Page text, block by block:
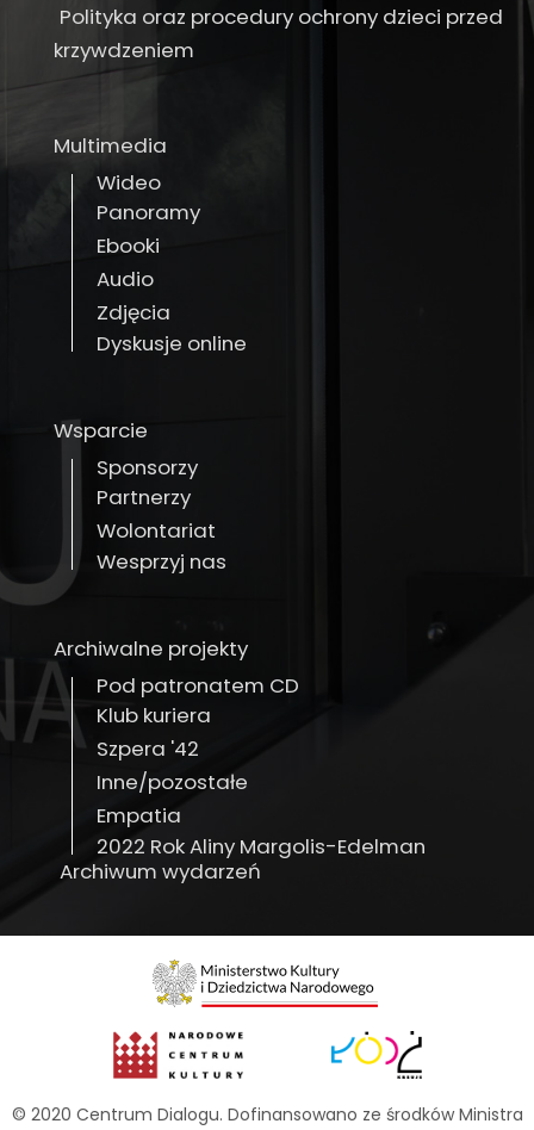
Polityka oraz procedury ochrony dzieci przed
krzywdzeniem
Multimedia
Wideo
Panoramy
Ebooki
Audio
Zdjęcia
Dyskusje online
Wsparcie
Sponsorzy
Partnerzy
Wolontariat
Wesprzyj nas
Archiwalne projekty
Pod patronatem CD
Klub kuriera
Szpera '42
Inne/pozostałe
Empatia
2022 Rok Aliny Margolis-Edelman
Archiwum wydarzeń
© 2020 Centrum Dialogu. Dofinansowano ze środków Ministra